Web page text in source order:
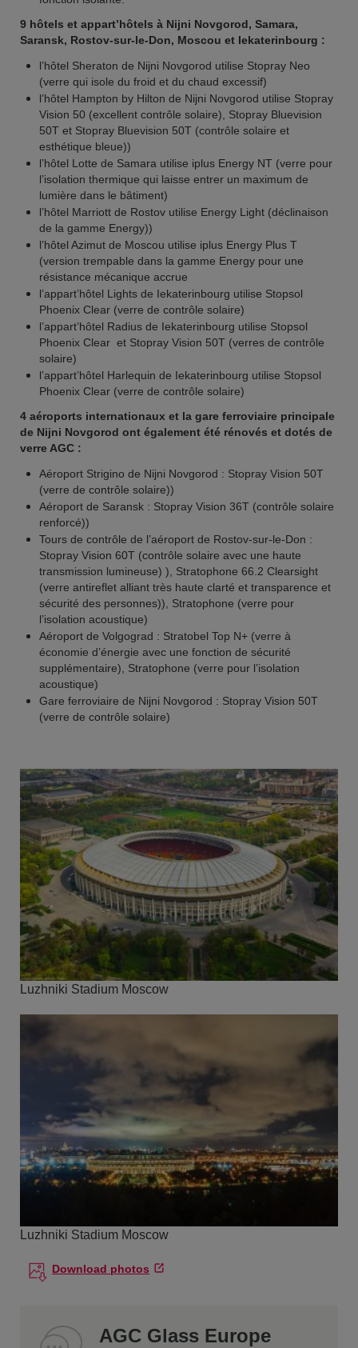
9 hôtels et appart’hôtels à Nijni Novgorod, Samara,
Saransk, Rostov-sur-le-Don, Moscou et Iekaterinbourg :
l’hôtel Sheraton de Nijni Novgorod utilise Stopray Neo
(verre qui isole du froid et du chaud excessif)
l’hôtel Hampton by Hilton de Nijni Novgorod utilise Stopray
Vision 50 (excellent contrôle solaire), Stopray Bluevision
50T et Stopray Bluevision 50T (contrôle solaire et
esthétique bleue))
l’hôtel Lotte de Samara utilise iplus Energy NT (verre pour
l’isolation thermique qui laisse entrer un maximum de
lumière dans le bâtiment)
l’hôtel Marriott de Rostov utilise Energy Light (déclinaison
de la gamme Energy))
l’hôtel Azimut de Moscou utilise iplus Energy Plus T
(version trempable dans la gamme Energy pour une
résistance mécanique accrue
l’appart’hôtel Lights de Iekaterinbourg utilise Stopsol
Phoenix Clear (verre de contrôle solaire)
l’appart’hôtel Radius de Iekaterinbourg utilise Stopsol
Phoenix Clear et Stopray Vision 50T (verres de contrôle
solaire)
l’appart’hôtel Harlequin de Iekaterinbourg utilise Stopsol
Phoenix Clear (verre de contrôle solaire)
4 aéroports internationaux et la gare ferroviaire principale
de Nijni Novgorod ont également été rénovés et dotés de
verre AGC :
Aéroport Strigino de Nijni Novgorod : Stopray Vision 50T
(verre de contrôle solaire))
Aéroport de Saransk : Stopray Vision 36T (contrôle solaire
renforcé))
Tours de contrôle de l’aéroport de Rostov-sur-le-Don :
Stopray Vision 60T (contrôle solaire avec une haute
transmission lumineuse) ), Stratophone 66.2 Clearsight
(verre antireflet alliant très haute clarté et transparence et
sécurité des personnes)), Stratophone (verre pour
l’isolation acoustique)
Aéroport de Volgograd : Stratobel Top N+ (verre à
économie d’énergie avec une fonction de sécurité
supplémentaire), Stratophone (verre pour l’isolation
acoustique)
Gare ferroviaire de Nijni Novgorod : Stopray Vision 50T
(verre de contrôle solaire)
Luzhniki Stadium Moscow
Luzhniki Stadium Moscow
Download photos
AGC Glass Europe